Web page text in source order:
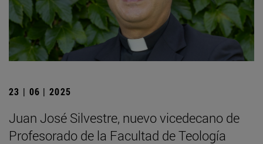
23 | 06 | 2025
Juan José Silvestre, nuevo vicedecano de
Profesorado de la Facultad de Teología